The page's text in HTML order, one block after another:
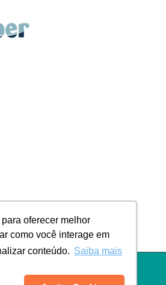
oferecer melhor
como você interage em
conteúdo. Saiba mais
de Frete|Empresa|Contato